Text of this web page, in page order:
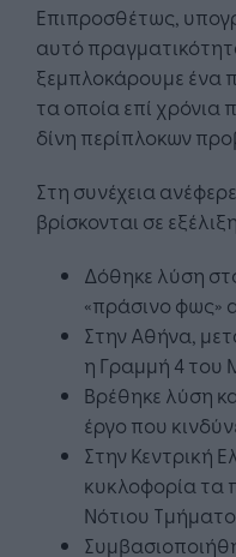
Επιπροσθέτως,
αυτό
ξεμπλοκάρουμε ένα
τα οποία επί
δίνη περίπλοκων
Στη συνέχεια
βρίσκονται σε
Δόθηκε λύση
«πράσινο φως»
Στην Αθήνα,
η Γραμμή 4 του
Βρέθηκε λύση
έργο που
Στην Κεντρική
κυκλοφορία τα
Νότιου